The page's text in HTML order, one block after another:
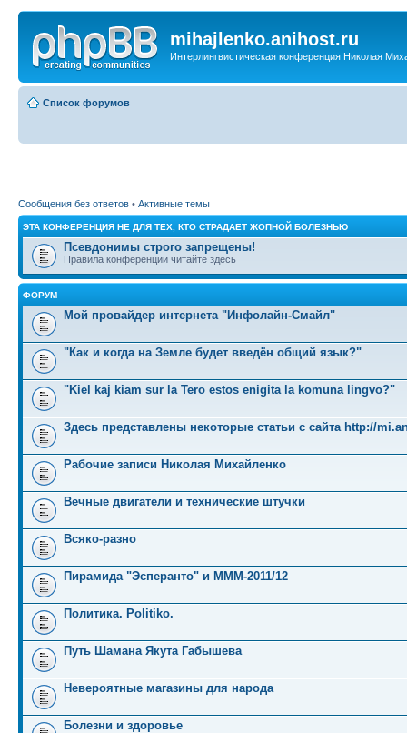
mihajlenko.anihost.ru
Интерлингвистическая конференция Николая
Список форумов
Сообщения без ответов • Активные темы
ЭТА КОНФЕРЕНЦИЯ НЕ ДЛЯ ТЕХ, КТО СТРАДАЕТ ЖОПНОЙ БОЛЕЗНЬЮ
Псевдонимы строго запрещены!
Правила конференции читайте здесь
ФОРУМ
Мой провайдер интернета "Инфолайн-Смайл"
"Как и когда на Земле будет введён общий язык?"
"Kiel kaj kiam sur la Tero estos enigita la komuna lingvo?"
Здесь представлены некоторые статьи с сайта http://
Рабочие записи Николая Михайленко
Вечные двигатели и технические штучки
Всяко-разно
Пирамида "Эсперанто" и MMM-2011/12
Политика. Politiko.
Путь Шамана Якута Габышева
Невероятные магазины для народа
Болезни и здоровье